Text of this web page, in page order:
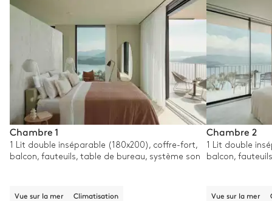
Chambre 1
1 Lit double inséparable (180x200), coffre-fort,
balcon, fauteuils, table de bureau, système son
Vue sur la mer Climatisation
Chambre 2
1 Lit double
balcon,
Vue sur la mer